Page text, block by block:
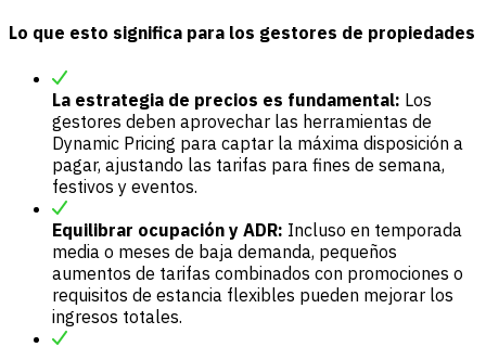
Lo que esto significa para los gestores de propiedades
La estrategia de precios es fundamental: Los
gestores deben aprovechar las herramientas de
Dynamic Pricing para captar la máxima disposición a
pagar, ajustando las tarifas para fines de semana,
festivos y eventos.
Equilibrar ocupación y ADR: Incluso en temporada
media o meses de baja demanda, pequeños
aumentos de tarifas combinados con promociones o
requisitos de estancia flexibles pueden mejorar los
ingresos totales.